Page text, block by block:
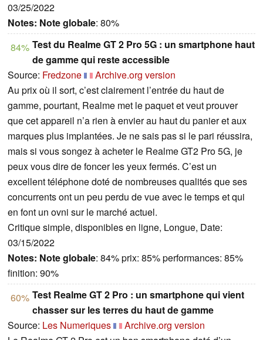
03/25/2022
Notes: Note globale: 80%
84% Test du Realme GT 2 Pro 5G : un smartphone haut
de gamme qui reste accessible
Source: Fredzone
Archive.org version
Au prix où il sort, c’est clairement l’entrée du haut de
gamme, pourtant, Realme met le paquet et veut prouver
que cet appareil n’a rien à envier au haut du panier et aux
marques plus implantées. Je ne sais pas si le pari réussira,
mais si vous songez à acheter le Realme GT2 Pro 5G, je
peux vous dire de foncer les yeux fermés. C’est un
excellent téléphone doté de nombreuses qualités que ses
concurrents ont un peu perdu de vue avec le temps et qui
en font un ovni sur le marché actuel.
Critique simple, disponibles en ligne, Longue, Date:
03/15/2022
Notes: Note globale: 84% prix: 85% performances: 85%
finition: 90%
60% Test Realme GT 2 Pro : un smartphone qui vient
chasser sur les terres du haut de gamme
Source: Les Numeriques
Archive.org version